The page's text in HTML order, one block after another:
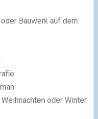
Bauwerk auf dem
oder Winter